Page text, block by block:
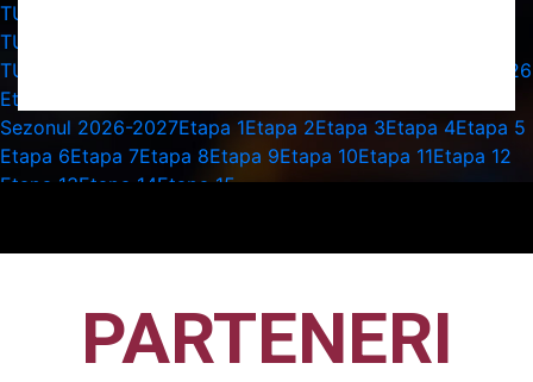
TURUL 2 PRELIMINAR UECL - MECI TUR
TURUL 2 PRELIMINAR UECL - MECI RETUR
TURUL 3 PRELIMINAR UECL - MECI TUR
Etapa 26
Etapa 27
Sezonul 2026-2027Etapa 1Etapa 2Etapa 3Etapa 4Etapa 5
Etapa 6Etapa 7Etapa 8Etapa 9Etapa 10Etapa 11Etapa 12
Etapa 13Etapa 14Etapa 15
PARTENERI